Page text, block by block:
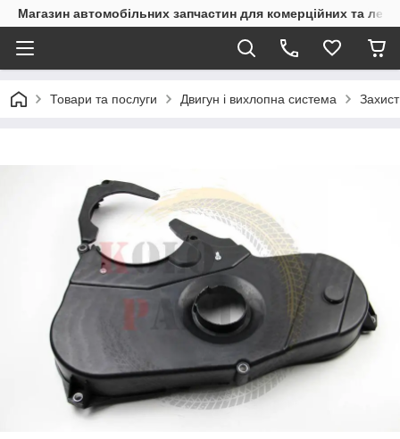
Магазин автомобільних запчастин для комерційних та
Товари та послуги Двигун і вихлопна система